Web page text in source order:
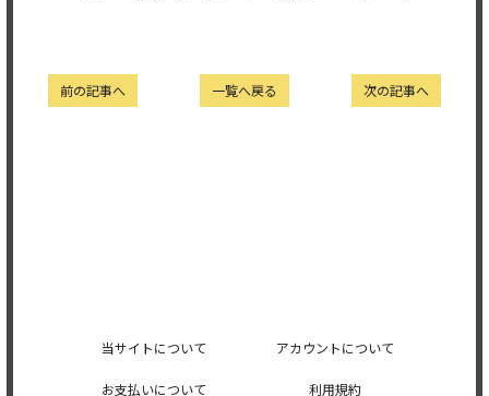
次の記事へ
一覧へ戻る
前の記事へ
当サイトについて アカウントについて
お支払いについて 利用規約